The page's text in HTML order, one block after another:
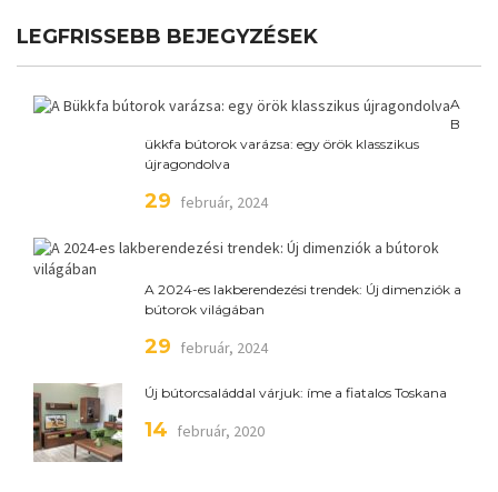
LEGFRISSEBB BEJEGYZÉSEK
A
B
ükkfa bútorok varázsa: egy örök klasszikus
újragondolva
29 február, 2024
A 2024-es lakberendezési trendek: Új dimenziók a
bútorok világában
29 február, 2024
Új bútorcsaláddal várjuk: íme a fiatalos Toskana
14 február, 2020